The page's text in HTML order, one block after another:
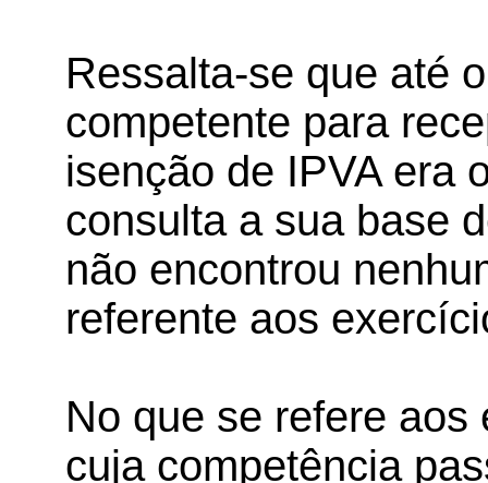
Ressalta-se que até
competente para
isenção de IPVA era
consulta a sua base
não encontrou
referente aos
No que se refere
cuja competência